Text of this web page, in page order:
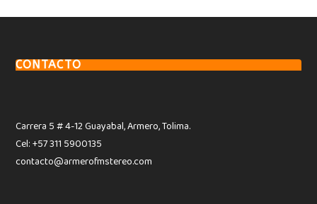
CONTACTO
Carrera 5 # 4-12 Guayabal, Armero, Tolima.
Cel: +57 311 5900135
contacto@armerofmstereo.com